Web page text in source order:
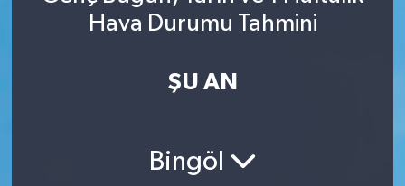
Hava Durumu Tahmini
ŞU AN
Bingöl
Türkiye
Haber Arşivi